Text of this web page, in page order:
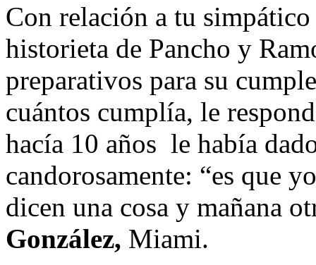
Con relación a tu
historieta de Pancho y
preparativos para su
cuántos cumplía, le
hacía 10 años le había
candorosamente: “es que
dicen una cosa y mañana
González, Miami.